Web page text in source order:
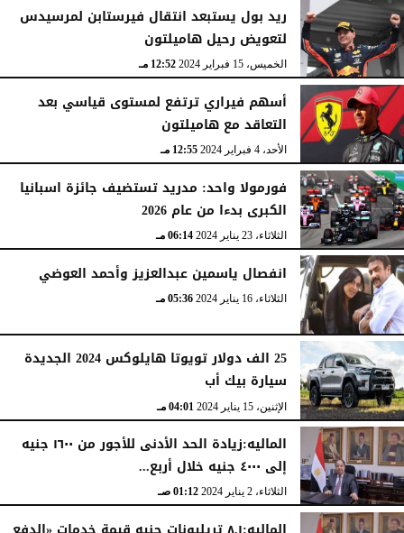
ريد بول يستبعد انتقال فيرستابن لمرسيدس
لتعويض رحيل هاميلتون
الخميس، 15 فبراير 2024 12:52 مـ
أسهم فيراري ترتفع لمستوى قياسي بعد
التعاقد مع هاميلتون
الأحد، 4 فبراير 2024 12:55 مـ
فورمولا واحد: مدريد تستضيف جائزة اسبانيا
الكبرى بدءا من عام 2026
الثلاثاء، 23 يناير 2024 06:14 مـ
انفصال ياسمين عبدالعزيز وأحمد العوضي
الثلاثاء، 16 يناير 2024 05:36 مـ
25 الف دولار تويوتا هايلوكس 2024 الجديدة
سيارة بيك أب
الإثنين، 15 يناير 2024 04:01 مـ
الماليه:زيادة الحد الأدنى للأجور من ١٦٠٠ جنيه
إلى ٤٠٠٠ جنيه خلال أربع...
الثلاثاء، 2 يناير 2024 01:12 صـ